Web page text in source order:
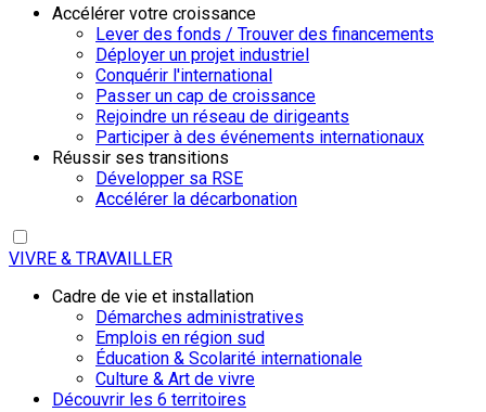
Accélérer votre croissance
Lever des fonds / Trouver des financements
Déployer un projet industriel
Conquérir l'international
Passer un cap de croissance
Rejoindre un réseau de dirigeants
Participer à des événements internationaux
Réussir ses transitions
Développer sa RSE
Accélérer la décarbonation
VIVRE & TRAVAILLER
Cadre de vie et installation
Démarches administratives
Emplois en région sud
Éducation & Scolarité internationale
Culture & Art de vivre
Découvrir les 6 territoires